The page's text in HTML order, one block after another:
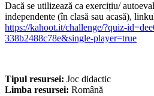
Dacă se utilizează ca exercițiu/
independente (în clasă sau acasă),
https://kahoot.it/challenge/?quiz-
338b2488c78e&single-player=true
Tipul resursei: Joc didactic
Limba resursei: Română